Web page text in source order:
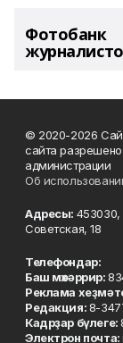
Фотобанк
© 2020-2026
сайта
администрации
Об
Адресы: 453030,
Советская, 18
Телефондар:
Баш мөхәррир:
Реклама
Редакция:8-
Кадрҙар бүлеге:
Электрон почта: